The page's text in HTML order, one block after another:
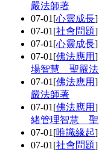
嚴法師著
07-01 [心靈成長
07-01 [社會問題
07-01 [心靈成長
07-01 [佛法應用
場智慧 聖嚴
07-01 [佛法應用
嚴法師著
07-01 [佛法應用
緒管理智慧
07-01 [唯識緣起
07-01 [社會問題